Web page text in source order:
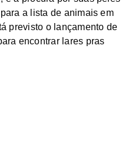
a lista de animais em
previsto o lançamento de
encontrar lares pras